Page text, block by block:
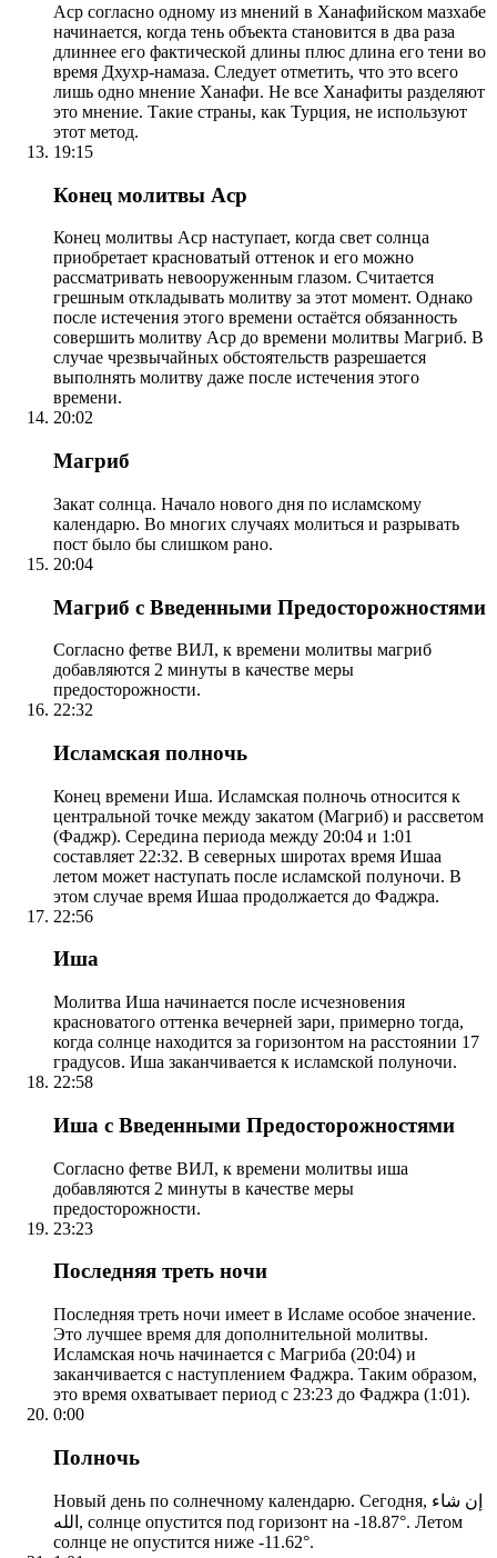
Аср согласно одному из мнений в Ханафийском мазхабе
начинается, когда тень объекта становится в два раза
длиннее его фактической длины плюс длина его тени во
время Дхухр-намаза. Следует отметить, что это всего
лишь одно мнение Ханафи. Не все Ханафиты разделяют
это мнение. Такие страны, как Турция, не используют
этот метод.
19:15
Конец молитвы Аср
Конец молитвы Аср наступает, когда свет солнца
приобретает красноватый оттенок и его можно
рассматривать невооруженным глазом. Считается
грешным откладывать молитву за этот момент. Однако
после истечения этого времени остаётся обязанность
совершить молитву Аср до времени молитвы Магриб. В
случае чрезвычайных обстоятельств разрешается
выполнять молитву даже после истечения этого
времени.
20:02
Магриб
Закат солнца. Начало нового дня по исламскому
календарю. Во многих случаях молиться и разрывать
пост было бы слишком рано.
20:04
Магриб с Введенными Предосторожностями
Согласно фетве ВИЛ, к времени молитвы магриб
добавляются 2 минуты в качестве меры
предосторожности.
22:32
Исламская полночь
Конец времени Иша. Исламская полночь относится к
центральной точке между закатом (Магриб) и рассветом
(Фаджр). Середина периода между 20:04 и 1:01
составляет 22:32. В северных широтах время Ишаа
летом может наступать после исламской полуночи. В
этом случае время Ишаа продолжается до Фаджра.
22:56
Иша
Молитва Иша начинается после исчезновения
красноватого оттенка вечерней зари, примерно тогда,
когда солнце находится за горизонтом на расстоянии 17
градусов. Иша заканчивается к исламской полуночи.
22:58
Иша с Введенными Предосторожностями
Согласно фетве ВИЛ, к времени молитвы иша
добавляются 2 минуты в качестве меры
предосторожности.
23:23
Последняя треть ночи
Последняя треть ночи имеет в Исламе особое значение.
Это лучшее время для дополнительной молитвы.
Исламская ночь начинается с Магриба (20:04) и
заканчивается с наступлением Фаджра. Таким образом,
это время охватывает период с 23:23 до Фаджра (1:01).
0:00
Полночь
Новый день по солнечному календарю. Сегодня, إن شاء
الله, солнце опустится под горизонт на -18.87°. Летом
солнце не опустится ниже -11.62°.